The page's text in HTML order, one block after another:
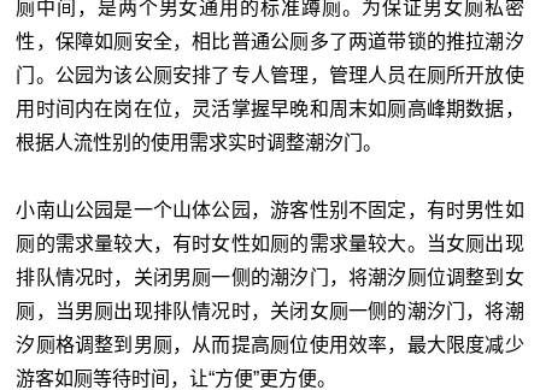
厕中间，是两个男女通用的标准蹲厕。为保证男女厕私密
性，保障如厕安全，相比普通公厕多了两道带锁的推拉潮汐
门。公园为该公厕安排了专人管理，管理人员在厕所开放使
用时间内在岗在位，灵活掌握早晚和周末如厕高峰期数据，
根据人流性别的使用需求实时调整潮汐门。
小南山公园是一个山体公园，游客性别不固定，有时男性如
厕的需求量较大，有时女性如厕的需求量较大。当女厕出现
排队情况时，关闭男厕一侧的潮汐门，将潮汐厕位调整到女
厕，当男厕出现排队情况时，关闭女厕一侧的潮汐门，将潮
汐厕格调整到男厕，从而提高厕位使用效率，最大限度减少
游客如厕等待时间，让“方便”更方便。